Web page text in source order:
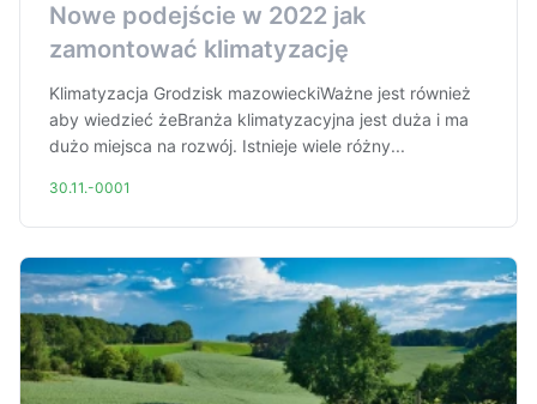
Nowe podejście w 2022 jak
zamontować klimatyzację
Klimatyzacja Grodzisk mazowieckiWażne jest również
aby wiedzieć żeBranża klimatyzacyjna jest duża i ma
dużo miejsca na rozwój. Istnieje wiele różny...
30.11.-0001